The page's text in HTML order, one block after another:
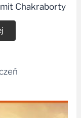
Chakraborty